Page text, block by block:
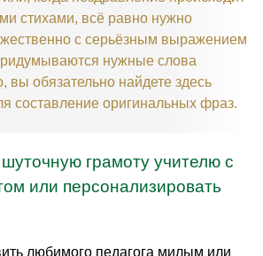
стихами, всё равно нужно
с серьёзным выражением
нужные слова
вы обязательно найдете здесь
составление оригинальных фраз.
грамоту учителю с
или персонализировать
любимого педагога милым или